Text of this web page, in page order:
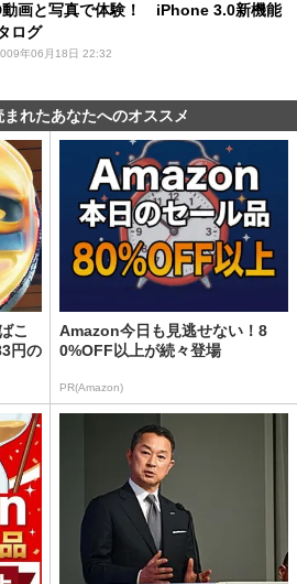
動画と写真で体験！ iPhone 3.0新機能
ログ
年06月18日 22:32
れたあなたへのオススメ
こ
円の
Amazon今日も見逃せない！8
0%OFF以上が続々登場
PR(Amazon)